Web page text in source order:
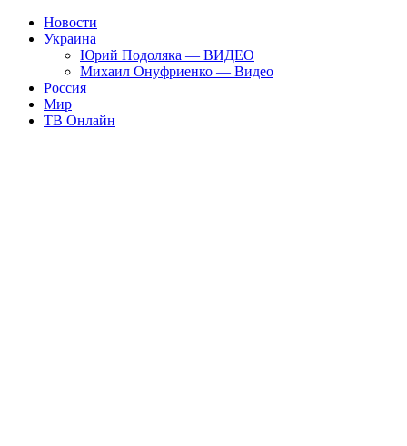
Новости
Украина
Юрий Подоляка — ВИДЕО
Михаил Онуфриенко — Видео
Россия
Мир
ТВ Онлайн